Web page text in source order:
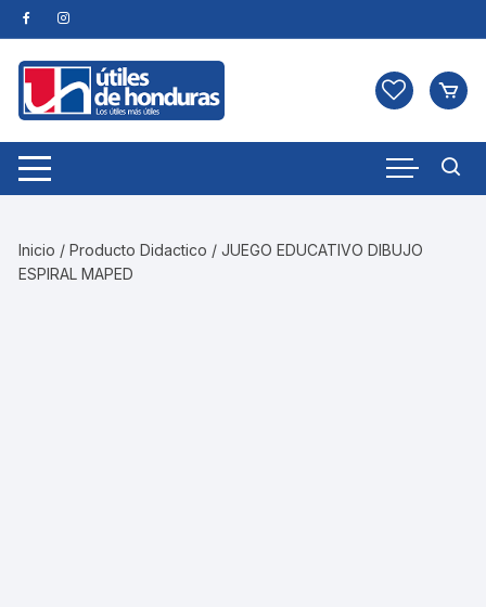
Skip
to
content
Inicio /Producto Didactico / JUEGO EDUCATIVO DIBUJO
ESPIRAL MAPED